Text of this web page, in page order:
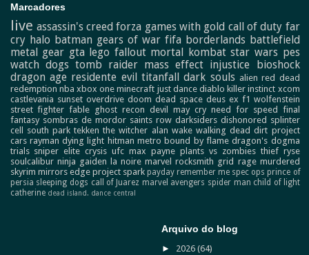
Marcadores
live assassin's creed forza games with gold call of duty far
cry halo batman gears of war fifa borderlands battlefield
metal gear gta lego fallout mortal kombat star wars pes
watch dogs tomb raider mass effect injustice bioshock
dragon age residente evil titanfall dark souls alien red dead
redemption nba xbox one minecraft just dance diablo killer instinct xcom
castlevania sunset overdrive doom dead space deus ex f1 wolfenstein
street fighter fable ghost recon devil may cry need for speed final
fantasy sombras de mordor saints row darksiders dishonored splinter
cell
south park tekken the witcher alan wake walking dead dirt project
cars rayman dying light hitman metro bound by flame dragon's dogma
trials sniper elite crysis ufc max payne plants vs zombies thief ryse
soulcalibur ninja gaiden la noire marvel rocksmith grid rage murdered
skyrim mirrors edge project spark payday remember me spec ops prince of
persia sleeping dogs call of Juarez marvel avengers spider man child of light
catherine dead island. dance central
Arquivo do blog
► 2026 (64)